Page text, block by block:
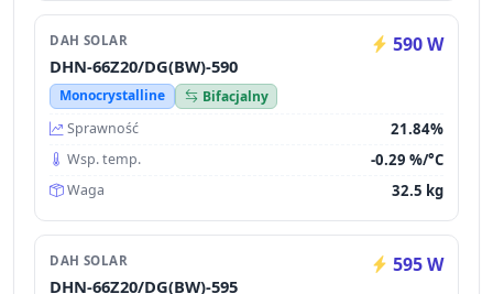
DAH SOLAR 590 W
DHN-66Z20/DG(BW)-590
Monocrystalline
Bifacjalny
Sprawność
21.84%
Wsp. temp. -0.29 %/°C
Waga 32.5 kg
DAH SOLAR 595 W
DHN-66Z20/DG(BW)-595